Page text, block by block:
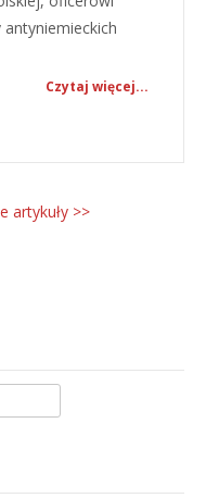
Czytaj więcej...
artykuły >>